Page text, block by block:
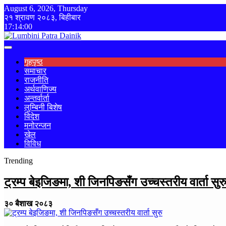
August 6, 2026, Thursday
२१ श्रावण २०८३, बिहीबार
17:14:00
गृहपृष्ठ
समाचार
राजनीति
अर्थवाणिज्य
अन्तर्वार्ता
लुम्बिनी बिशेष
विदेश
मनोरन्जन
खेल
विविध
Trending
ट्रम्प बेइजिङमा, शी जिनपिङसँग उच्चस्तरीय वार्ता सुरु
३० बैशाख २०८३